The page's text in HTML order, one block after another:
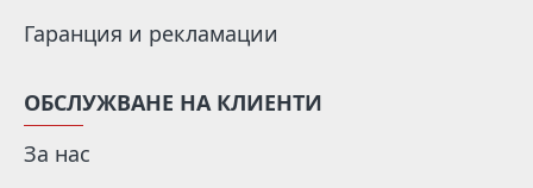
Гаранция и рекламации
ОБСЛУЖВАНЕ НА КЛИЕНТИ
За нас